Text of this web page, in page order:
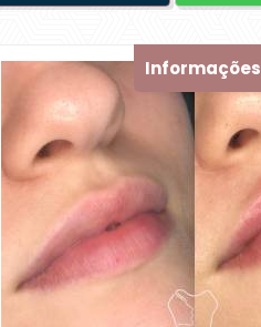
Informações